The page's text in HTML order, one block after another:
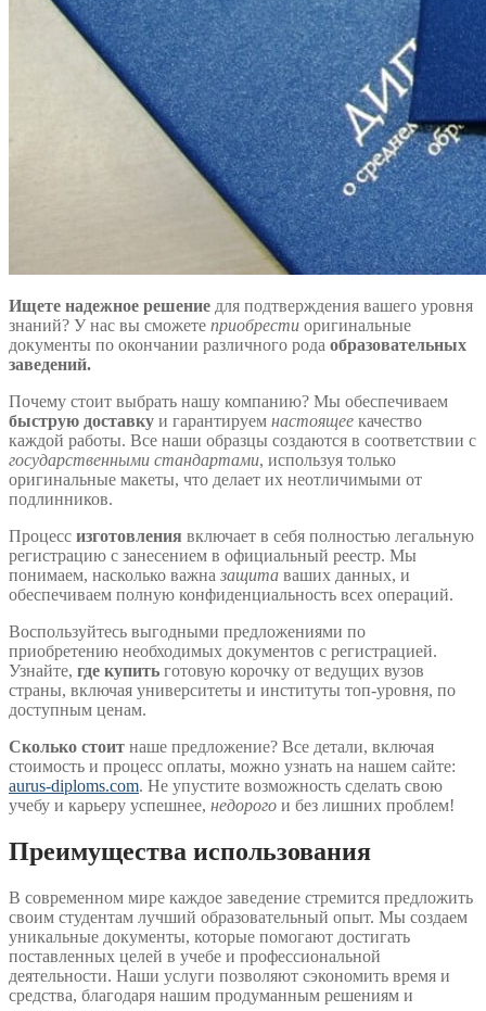
Ищете надежное решение для подтверждения вашего уровня
знаний? У нас вы сможете приобрести оригинальные
документы по окончании различного рода образовательных
заведений.
Почему стоит выбрать нашу компанию? Мы обеспечиваем
быструю доставку и гарантируем настоящее качество
каждой работы. Все наши образцы создаются в соответствии с
государственными стандартами, используя только
оригинальные макеты, что делает их неотличимыми от
подлинников.
Процесс изготовления включает в себя полностью легальную
регистрацию с занесением в официальный реестр. Мы
понимаем, насколько важна защита ваших данных, и
обеспечиваем полную конфиденциальность всех операций.
Воспользуйтесь выгодными предложениями по
приобретению необходимых документов с регистрацией.
Узнайте, где купить готовую корочку от ведущих вузов
страны, включая университеты и институты топ-уровня, по
доступным ценам.
Сколько стоит наше предложение? Все детали, включая
стоимость и процесс оплаты, можно узнать на нашем сайте:
aurus-diploms.com. Не упустите возможность сделать свою
учебу и карьеру успешнее, недорого и без лишних проблем!
Преимущества использования
В современном мире каждое заведение стремится предложить
своим студентам лучший образовательный опыт. Мы создаем
уникальные документы, которые помогают достигать
поставленных целей в учебе и профессиональной
деятельности. Наши услуги позволяют сэкономить время и
средства, благодаря нашим продуманным решениям и